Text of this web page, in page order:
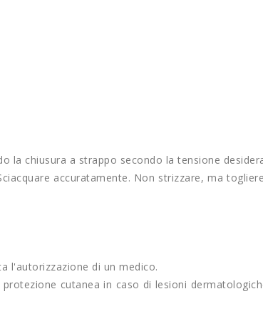
la chiusura a strappo secondo la tensione
accuratamente. Non strizzare, ma
l'autorizzazione di un medico.
cutanea in caso di lesioni